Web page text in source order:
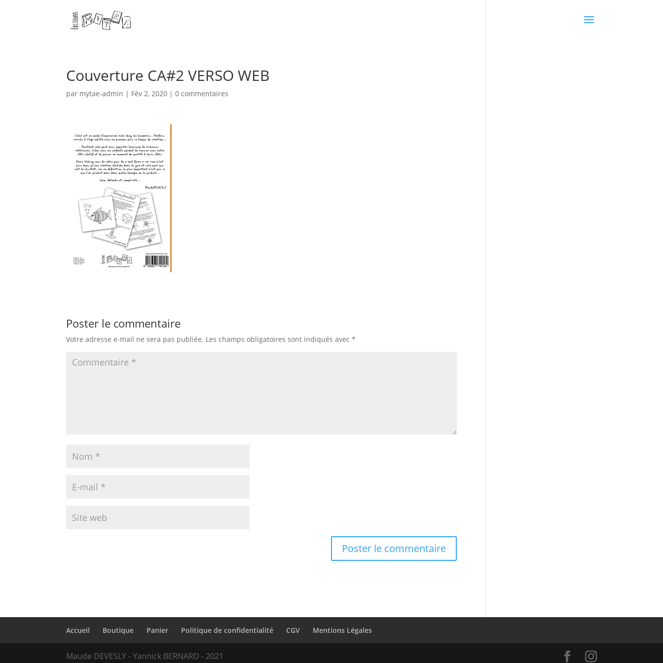
Couverture CA#2 VERSO WEB
par mytae-admin | Fév 2, 2020 |0 commentaires
Poster le commentaire
Votre adresse e-mail ne sera pas publiée. Les champs obligatoires sont indiqués avec*
Accueil Boutique Panier Politique de confidentialité CGV Mentions Légales
Maude DEVESLY - Yannick BERNARD - 2021